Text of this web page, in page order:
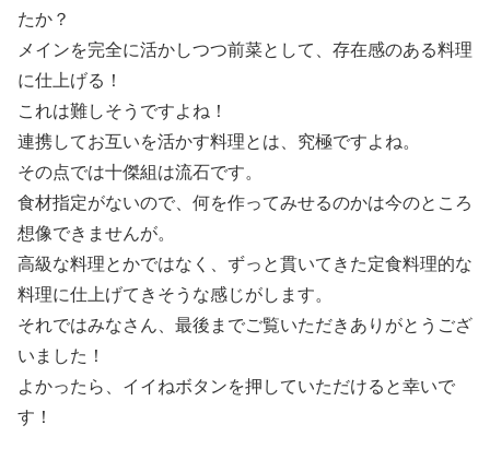
たか？
メインを完全に活かしつつ前菜として、存在感のある料理
に仕上げる！
これは難しそうですよね！
連携してお互いを活かす料理とは、究極ですよね。
その点では十傑組は流石です。
食材指定がないので、何を作ってみせるのかは今のところ
想像できませんが。
高級な料理とかではなく、ずっと貫いてきた定食料理的な
料理に仕上げてきそうな感じがします。
それではみなさん、最後までご覧いただきありがとうござ
いました！
よかったら、イイねボタンを押していただけると幸いで
す！